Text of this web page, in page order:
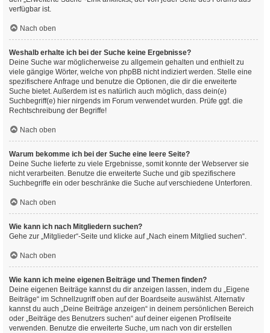
verfügbar ist.
Nach oben
Weshalb erhalte ich bei der Suche keine Ergebnisse?
Deine Suche war möglicherweise zu allgemein gehalten und enthielt zu
viele gängige Wörter, welche von phpBB nicht indiziert werden. Stelle eine
spezifischere Anfrage und benutze die Optionen, die dir die erweiterte
Suche bietet. Außerdem ist es natürlich auch möglich, dass dein(e)
Suchbegriff(e) hier nirgends im Forum verwendet wurden. Prüfe ggf. die
Rechtschreibung der Begriffe!
Nach oben
Warum bekomme ich bei der Suche eine leere Seite?
Deine Suche lieferte zu viele Ergebnisse, somit konnte der Webserver sie
nicht verarbeiten. Benutze die erweiterte Suche und gib spezifischere
Suchbegriffe ein oder beschränke die Suche auf verschiedene Unterforen.
Nach oben
Wie kann ich nach Mitgliedern suchen?
Gehe zur „Mitglieder“-Seite und klicke auf „Nach einem Mitglied suchen“.
Nach oben
Wie kann ich meine eigenen Beiträge und Themen finden?
Deine eigenen Beiträge kannst du dir anzeigen lassen, indem du „Eigene
Beiträge“ im Schnellzugriff oben auf der Boardseite auswählst. Alternativ
kannst du auch „Deine Beiträge anzeigen“ in deinem persönlichen Bereich
oder „Beiträge des Benutzers suchen“ auf deiner eigenen Profilseite
verwenden. Benutze die erweiterte Suche, um nach von dir erstellen